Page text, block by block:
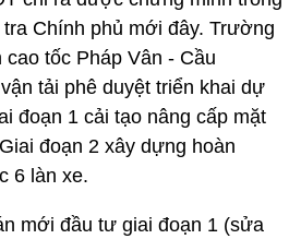
Chính phủ mới đây. Trường
tốc Pháp Vân - Cầu
tải phê duyệt triển khai dự
đoạn 1 cải tạo nâng cấp mặt
đoạn 2 xây dựng hoàn
6 làn xe.
mới đầu tư giai đoạn 1 (sửa